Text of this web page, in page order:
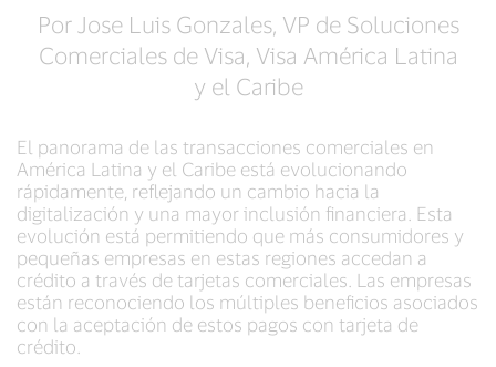
Por Jose Luis Gonzales, VP de Soluciones
Comerciales de Visa, Visa América Latina
y el Caribe
El panorama de las transacciones comerciales en
América Latina y el Caribe está evolucionando
rápidamente, reflejando un cambio hacia la
digitalización y una mayor inclusión financiera. Esta
evolución está permitiendo que más consumidores y
pequeñas empresas en estas regiones accedan a
crédito a través de tarjetas comerciales. Las empresas
están reconociendo los múltiples beneficios asociados
con la aceptación de estos pagos con tarjeta de
crédito.